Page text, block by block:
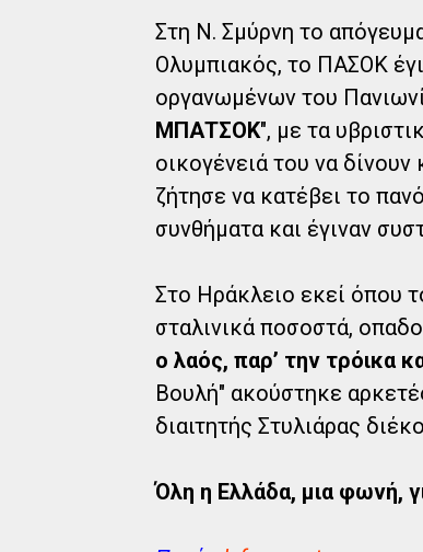
Στη Ν. Σμύρνη το
Ολυμπιακός, το ΠΑΣΟΚ
οργανωμένων του
ΜΠΑΤΣΟΚ", με τα
οικογένειά του να
ζήτησε να κατέβει το
συνθήματα και έγιναν
Στο Ηράκλειο εκεί όπου
σταλινικά ποσοστά,
ο λαός, παρ’ την τρόικα
Βουλή" ακούστηκε
διαιτητής Στυλιάρας
Όλη η Ελλάδα, μια φωνή,